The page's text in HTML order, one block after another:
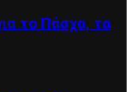
το Πάσχα, τα